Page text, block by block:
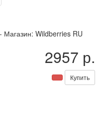
- Магазин: Wildberries RU
2957 р.
Купить